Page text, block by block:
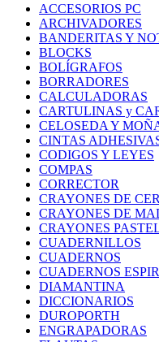
ACCESORIOS PC
ARCHIVADORES
BANDERITAS Y
BLOCKS
BOLÍGRAFOS
BORRADORES
CALCULADORAS
CARTULINAS y
CELOSEDA Y
CINTAS
CODIGOS Y LEYES
COMPAS
CORRECTOR
CRAYONES DE
CRAYONES DE
CRAYONES
CUADERNILLOS
CUADERNOS
CUADERNOS
DIAMANTINA
DICCIONARIOS
DUROPORTH
ENGRAPADORAS